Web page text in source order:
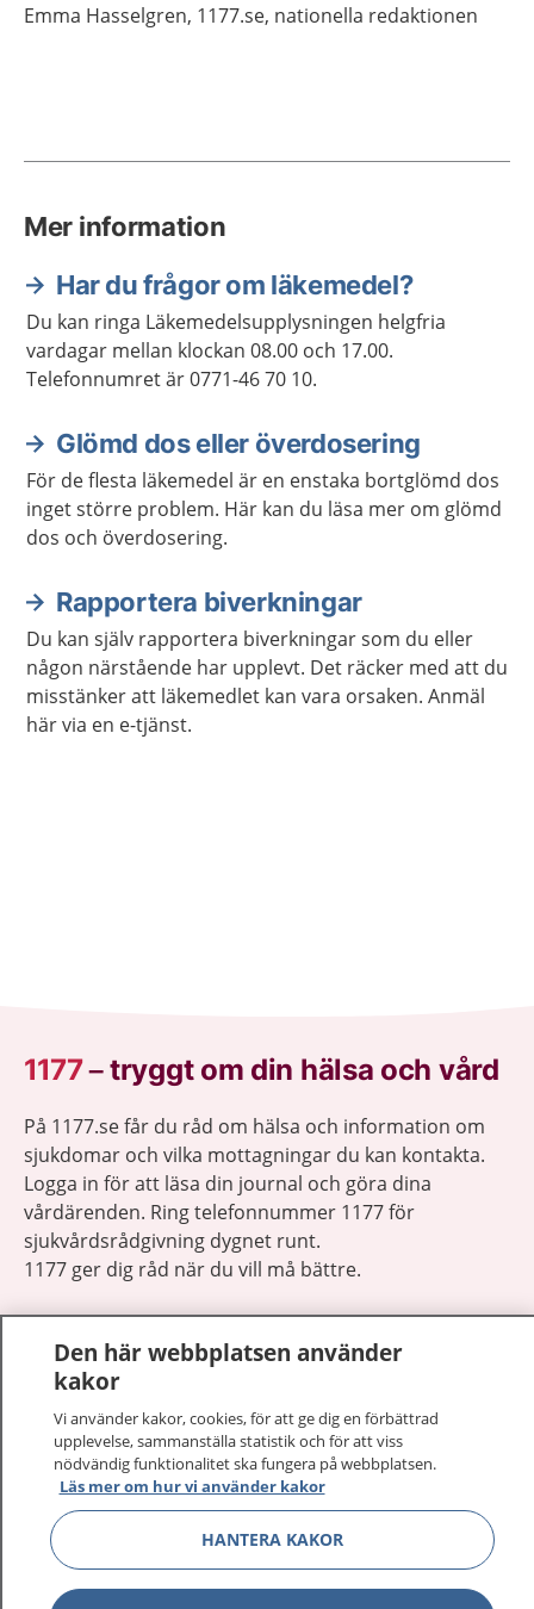
Emma Hasselgren, 1177.se, nationella redaktionen
Mer information
Har du frågor om läkemedel?
Du kan ringa Läkemedelsupplysningen helgfria
vardagar mellan klockan 08.00 och 17.00.
Telefonnumret är 0771-46 70 10.
Glömd dos eller överdosering
För de flesta läkemedel är en enstaka bortglömd dos
inget större problem. Här kan du läsa mer om glömd
dos och överdosering.
Rapportera biverkningar
Du kan själv rapportera biverkningar som du eller
någon närstående har upplevt. Det räcker med att du
misstänker att läkemedlet kan vara orsaken. Anmäl
här via en e-tjänst.
1177–tryggt om din hälsa och vård
På 1177.se får du råd om hälsa och information om
sjukdomar och vilka mottagningar du kan kontakta.
Logga in för att läsa din journal och göra dina
vårdärenden. Ring telefonnummer 1177 för
sjukvårdsrådgivning dygnet runt.
1177 ger dig råd när du vill må bättre.
1177 på flera språk
Om 1177
Kontakt Visa
Den här webbplatsen använder
kakor
Vi använder kakor, cookies, för att ge dig en förbättrad
upplevelse, sammanställa statistik och för att viss
nödvändig funktionalitet ska fungera på webbplatsen.
Läs mer om hur vi använder kakor
HANTERA KAKOR